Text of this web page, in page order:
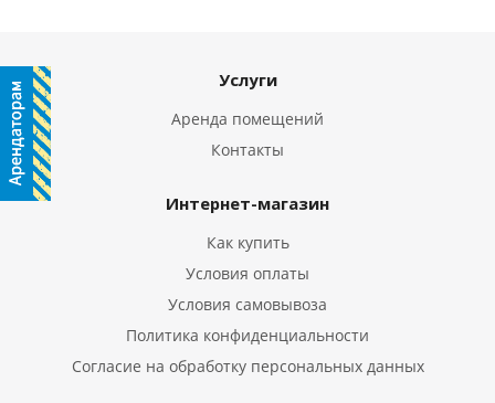
Услуги
Аренда помещений
Контакты
Интернет-магазин
Как купить
Условия оплаты
Условия самовывоза
Политика конфиденциальности
Согласие на обработку персональных данных